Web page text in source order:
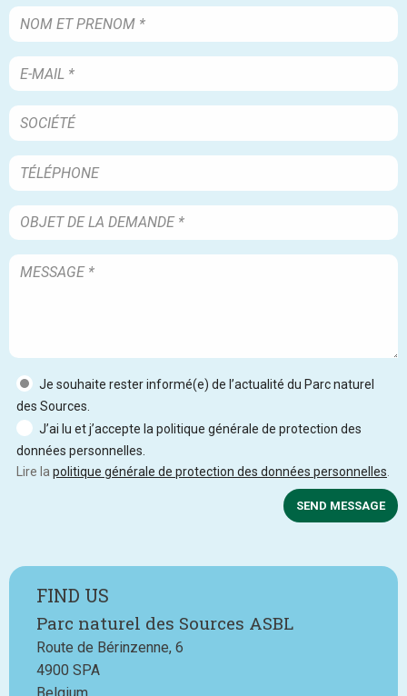
Je souhaite rester informé(e) de l’actualité du Parc naturel
des Sources.
J’ai lu et j’accepte la politique générale de protection des
données personnelles.
Lire la politique générale de protection des données personnelles
SEND MESSAGE
FIND US
Parc naturel des Sources ASBL
Route de Bérinzenne, 6
4900 SPA